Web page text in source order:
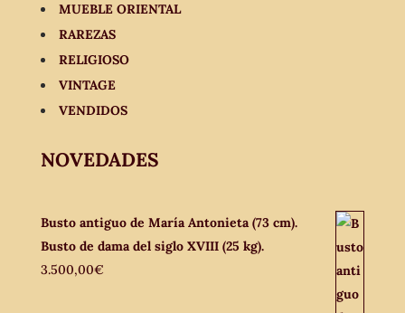
MUEBLE ORIENTAL
RAREZAS
RELIGIOSO
VINTAGE
VENDIDOS
NOVEDADES
Busto antiguo de María Antonieta (73 cm).
Busto de dama del siglo XVIII (25 kg).
3.500,00€